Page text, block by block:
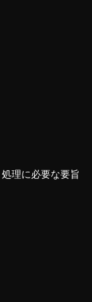
理に必要な要旨